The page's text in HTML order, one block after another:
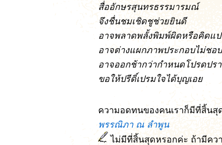
สื่ออักษรสุนทรธรรมารมณ์
จึงชื่นชมเชิดชูช่วยยินดี
อาจพลาดพลั้งพิมพ์ผิดหรือคิดแ
อาจต่างแผกภาพประกอบไม่ชอ
อาจออกช้ากว่ากำหนดโปรดปร
ขอให้ปรีดิ์เปรมใจได้บุญเอย
ความอดทนของคนเราก็มีที่สิ้นสุ
พรรณิภา ณ ลำพูน
ไม่มีที่สิ้นสุดหรอกค่ะ ถ้ามีคว